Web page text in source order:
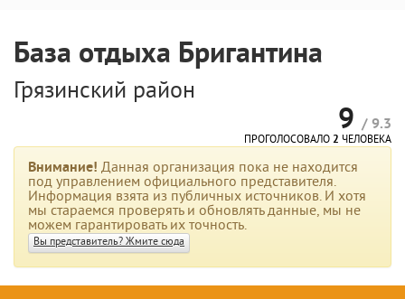
База отдыха Бригантина
Грязинский район
9 / 9.3
ПРОГОЛОСОВАЛО 2 ЧЕЛОВЕКА
Внимание! Данная организация пока не находится
под управлением официального представителя.
Информация взята из публичных источников. И хотя
мы стараемся проверять и обновлять данные, мы не
можем гарантировать их точность.
Вы представитель? Жмите сюда